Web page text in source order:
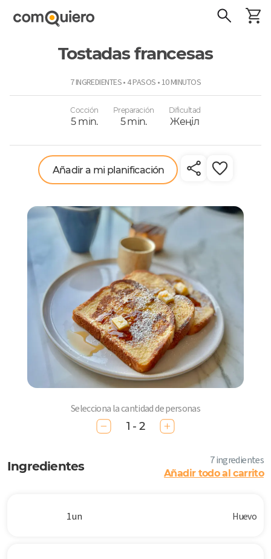
Tostadas francesas
7 INGREDIENTES • 4 PASOS • 10 MINUTOS
Cocción
5 min.
Preparación
5 min.
Dificultad
Жеңіл
Añadir a mi planificación
Selecciona la cantidad de personas
1 - 2
Ingredientes 7 ingredientes
Añadir todo al carrito
1 un Huevo